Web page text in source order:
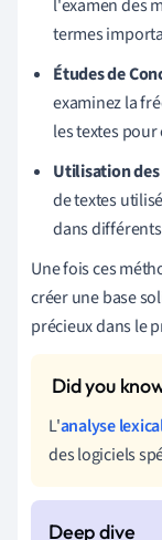
l'examen des
termes
Études de
examinez la
les textes
Utilisation des
de textes
dans
Une fois ces
créer une base
précieux dans le
L'analyse
des logiciels